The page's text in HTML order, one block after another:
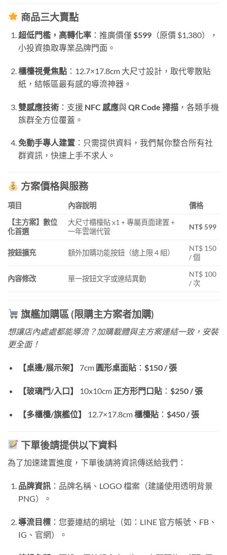
商品三大賣點
超低門檻，高轉化率：推廣價僅$599（原價 $1,380），
小投資換取專業品牌門面。
櫃檯視覺焦點：12.7×17.8cm 大尺寸設計，取代零散貼
紙，結帳區最有感的導流神器。
雙感應技術：支援 NFC 感應與QR Code 掃描，各類手機
族群全方位覆蓋。
免動手專人建置：只需提供資料，我們幫你整合所有社
群資訊，快速上手不求人。
方案價格與服務
項目 內容說明
價格
【主方案】數位
化首選
大尺寸櫃檯貼 x1 + 專屬頁面建置 +
一年雲端代管
NT$ 599
按鈕擴充 額外加購功能按鈕（總上限 4 組）
NT$ 150
/ 個
內容修改 單一按鈕文字或連結異動
NT$ 100
/ 次
旗艦加購區 (限購主方案者加購)
想讓店內處處都能導流？加購載體與主方案連結一致，安裝
更全面！
【桌邊/展示架】 7cm 圓形桌面貼： $150 / 張
【玻璃門/入口】 10x10cm 正方形門口貼： $250 / 張
【多櫃檯/旗艦位】 12.7×17.8cm櫃檯貼： $450 / 張
下單後請提供以下資料
為了加速建置進度，下單後請將資訊傳送給我們：
品牌資訊：品牌名稱、LOGO 檔案（建議使用透明背景
PNG）。
導流目標：您要連結的網址（如：LINE 官方帳號、FB、
IG、官網）。